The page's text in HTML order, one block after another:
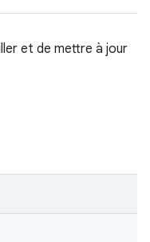
et de mettre à jour